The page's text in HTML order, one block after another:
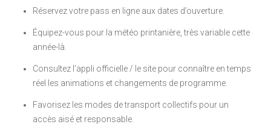
Réservez votre pass en ligne aux dates d’ouverture.
Équipez-vous pour la météo printanière, très variable cette
année-là.
Consultez l’appli officielle / le site pour connaître en temps
réel les animations et changements de programme.
Favorisez les modes de transport collectifs pour un
accès aisé et responsable.